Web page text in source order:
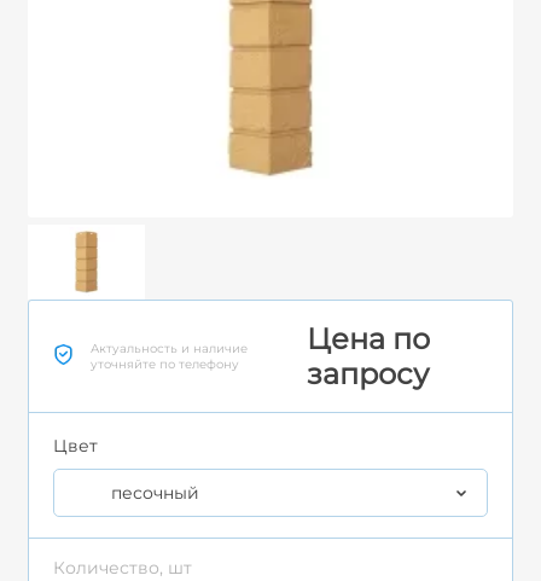
Актуальность и наличие
уточняйте по телефону
Цена по
запросу
Цвет
песочный
Количество, шт